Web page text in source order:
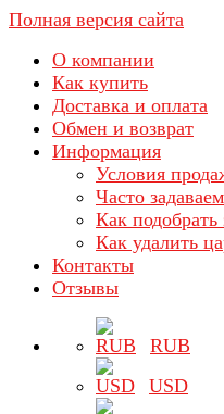
Полная версия сайта
О компании
Как купить
Доставка и оплата
Обмен и возврат
Информация
Условия
Часто
Как
Как удалить
Контакты
Отзывы
RUB
USD